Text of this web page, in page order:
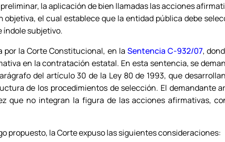
la aplicación de bien llamadas las acciones
objetiva, el cual establece que la entidad pública debe
subjetivo.
por la Corte Constitucional, en la Sentencia C-932/07,
en la contratación estatal. En esta sentencia, se
del artículo 30 de la Ley 80 de 1993, que
de los procedimientos de selección. El demandante
que no integran la figura de las acciones afirmativas,
propuesto, la Corte expuso las siguientes consideraciones: